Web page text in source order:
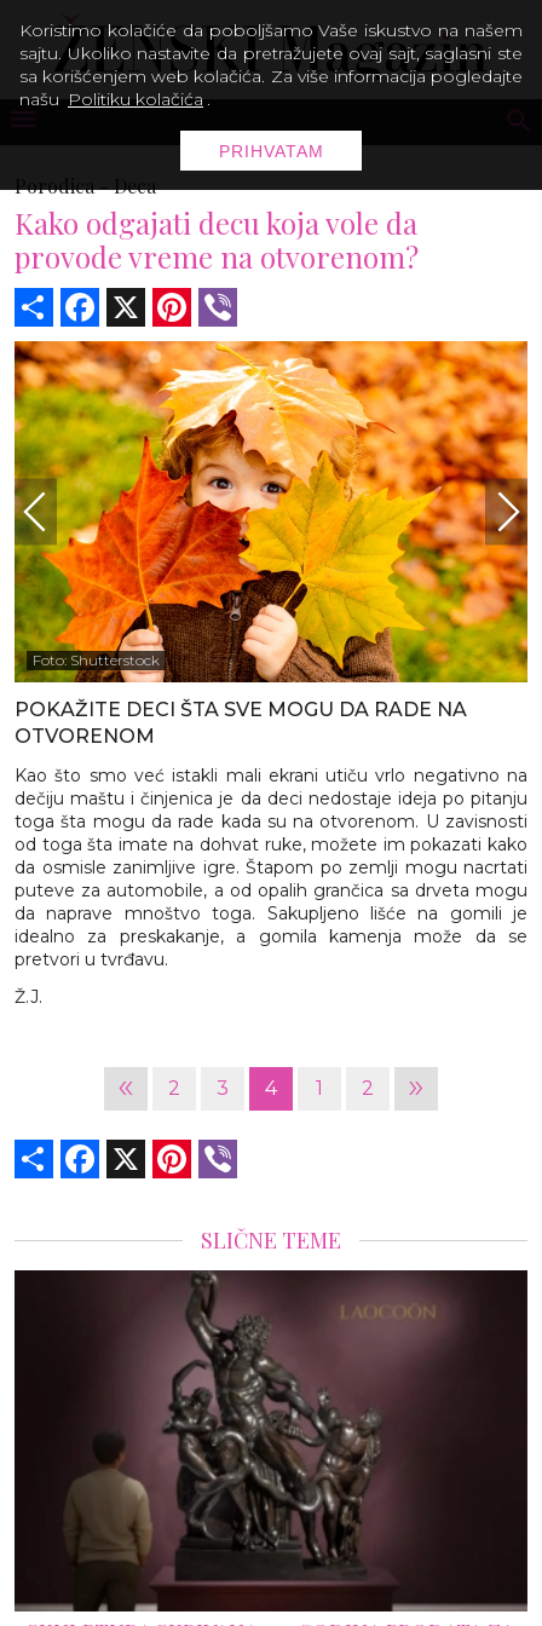
Porodica -Deca
Kako odgajati decu koja vole da
provode vreme na otvorenom?
Share Facebook Pinterest
Foto: Shutterstock
POKAŽITE DECI ŠTA SVE MOGU DA RADE NA
OTVORENOM
Kao što smo već istakli mali ekrani utiču vrlo negativno na
dečiju maštu i činjenica je da deci nedostaje ideja po pitanju
toga šta mogu da rade kada su na otvorenom. U zavisnosti
od toga šta imate na dohvat ruke, možete im pokazati kako
da osmisle zanimljive igre. Štapom po zemlji mogu nacrtati
puteve za automobile, a od opalih grančica sa drveta mogu
da naprave mnoštvo toga. Sakupljeno lišće na gomili je
idealno za preskakanje, a gomila kamenja može da se
pretvori u tvrđavu.
Ž.J.
« 2 3 4 1 2 »
Share Facebook Pinterest
SLIČNE TEME
Koristimo kolačiće da poboljšamo Vaše iskustvo na našem
sajtu. Ukoliko nastavite da pretražujete ovaj sajt, saglasni ste
sa korišćenjem web kolačića. Za više informacija pogledajte
našu Politiku kolačića .
PRIHVATAM